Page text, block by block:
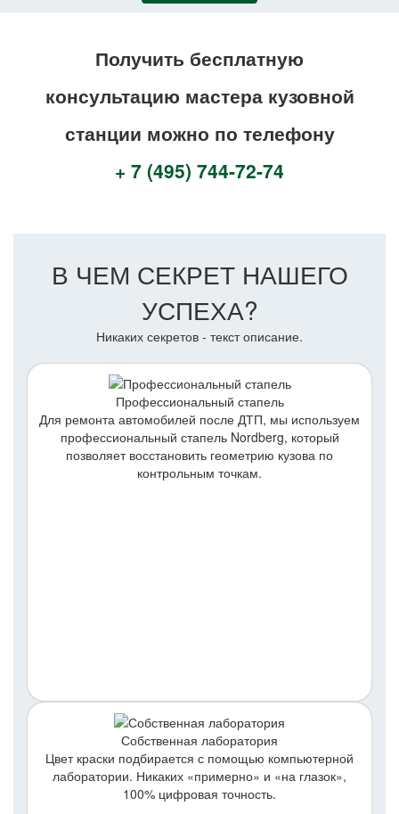
Получить бесплатную
консультацию мастера кузовной
станции можно по телефону
+ 7 (495) 744-72-74
В ЧЕМ СЕКРЕТ НАШЕГО
УСПЕХА?
Никаких секретов - текст описание.
Профессиональный стапель
Для ремонта автомобилей после ДТП, мы используем
профессиональный стапель Nordberg, который
позволяет восстановить геометрию кузова по
контрольным точкам.
Собственная лаборатория
Цвет краски подбирается с помощью компьютерной
лаборатории. Никаких «примерно» и «на глазок»,
100% цифровая точность.